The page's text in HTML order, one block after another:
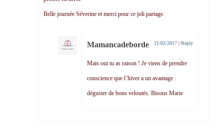
Belle journée Séverine et merci pour ce joli partage.
Mamancadeborde 21/02/2017 | Reply
Mais oui tu as raison ! Je viens de prendre
conscience que l’hiver a un avantage :
déguster de bons veloutés. Bisous Marie